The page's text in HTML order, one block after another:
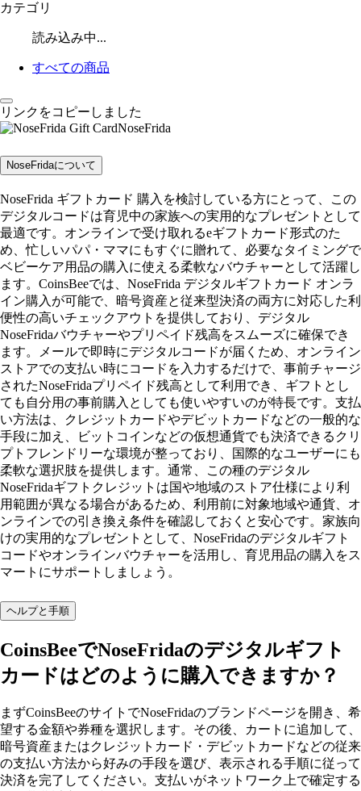
カテゴリ
読み込み中...
すべての商品
リンクをコピーしました
NoseFrida
NoseFridaについて
NoseFrida ギフトカード 購入を検討している方にとって、この
デジタルコードは育児中の家族への実用的なプレゼントとして
最適です。オンラインで受け取れるeギフトカード形式のた
め、忙しいパパ・ママにもすぐに贈れて、必要なタイミングで
ベビーケア用品の購入に使える柔軟なバウチャーとして活躍し
ます。CoinsBeeでは、NoseFrida デジタルギフトカード オンラ
イン購入が可能で、暗号資産と従来型決済の両方に対応した利
便性の高いチェックアウトを提供しており、デジタル
NoseFridaバウチャーやプリペイド残高をスムーズに確保でき
ます。メールで即時にデジタルコードが届くため、オンライン
ストアでの支払い時にコードを入力するだけで、事前チャージ
されたNoseFridaプリペイド残高として利用でき、ギフトとし
ても自分用の事前購入としても使いやすいのが特長です。支払
い方法は、クレジットカードやデビットカードなどの一般的な
手段に加え、ビットコインなどの仮想通貨でも決済できるクリ
プトフレンドリーな環境が整っており、国際的なユーザーにも
柔軟な選択肢を提供します。通常、この種のデジタル
NoseFridaギフトクレジットは国や地域のストア仕様により利
用範囲が異なる場合があるため、利用前に対象地域や通貨、オ
ンラインでの引き換え条件を確認しておくと安心です。家族向
けの実用的なプレゼントとして、NoseFridaのデジタルギフト
コードやオンラインバウチャーを活用し、育児用品の購入をス
マートにサポートしましょう。
ヘルプと手順
CoinsBeeでNoseFridaのデジタルギフト
カードはどのように購入できますか？
まずCoinsBeeのサイトでNoseFridaのブランドページを開き、希
望する金額や券種を選択します。その後、カートに追加して、
暗号資産またはクレジットカード・デビットカードなどの従来
の支払い方法から好みの手段を選び、表示される手順に従って
決済を完了してください。支払いがネットワーク上で確定する